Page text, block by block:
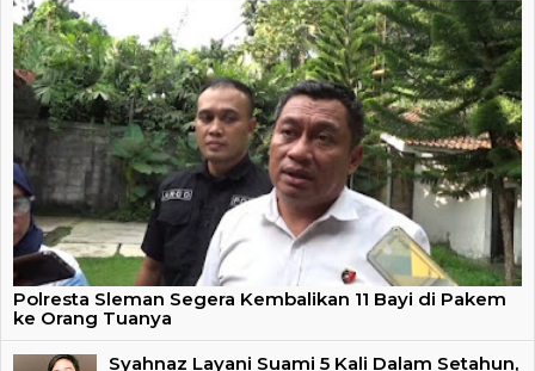
Polresta Sleman Segera Kembalikan 11 Bayi di Pakem
ke Orang Tuanya
Syahnaz Layani Suami 5 Kali Dalam Setahun,